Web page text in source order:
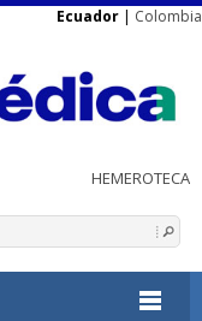
Ecuador | Colombia